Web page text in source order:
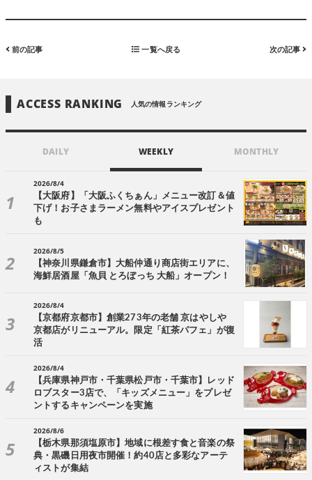
前の記事 一覧へ戻る 次の記事
ACCESS RANKING 人気の情報ランキング
DAILY WEEKLY MONTHLY
2026/8/4
【大阪府】「大阪ふくちぁん」メニュー改訂＆値
下げ！お子さまラーメン無料やアイスプレゼント
も
2026/8/5
【神奈川県鎌倉市】大船仲通り商店街エリアに、
海鮮居酒屋「魚貝 とろぼっち 大船」オープン！
2026/8/4
【京都府京都市】創業273年の老舗 京はやしや
京都店がリニューアル。限定「紅茶パフェ」が復
活
2026/8/4
【兵庫県神戸市・千葉県松戸市・千葉市】レッド
ロブスター3店で、「キッズメニュー」をプレゼ
ントするキャンペーンを実施
2026/8/6
【栃木県那須塩原市】地域に根差す食と音楽の祭
典・黒磯日用夜市開催！約40店と多彩なアーテ
ィストが集結